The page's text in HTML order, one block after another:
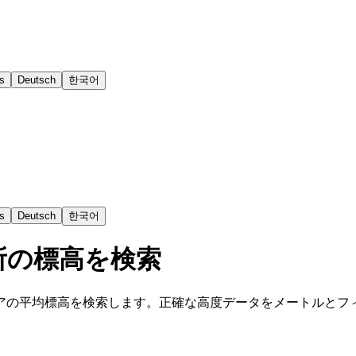
Deutsch 한국어
Deutsch 한국어
標高を検索
平均標高を検索します。正確な高度データをメートルと